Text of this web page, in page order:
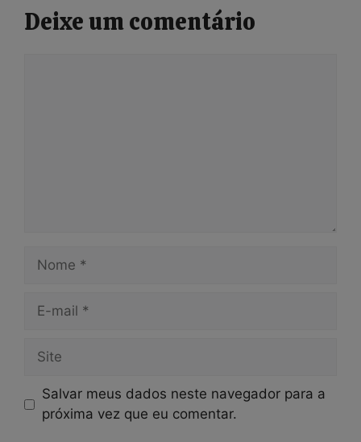
Deixe um comentário
Nome
Site
Salvar meus dados neste navegador para a
próxima vez que eu comentar.